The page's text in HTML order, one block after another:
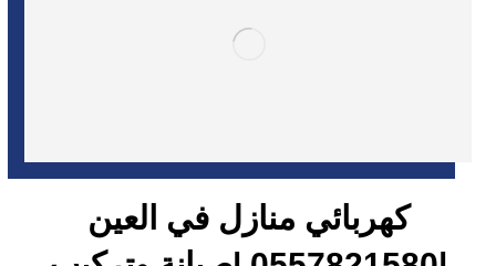
كهربائي منازل في العين